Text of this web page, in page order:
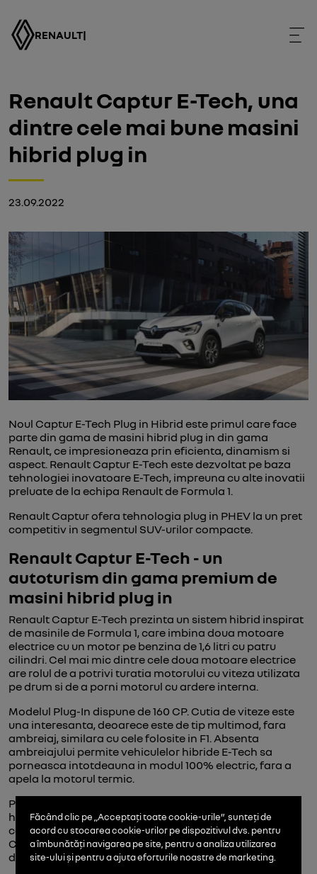
RENAULT|
Renault Captur E-Tech, una
dintre cele mai bune masini
hibrid plug in
23.09.2022
Noul Captur E-Tech Plug in Hibrid este primul care face
parte din gama de masini hibrid plug in din gama
Renault, ce impresioneaza prin eficienta, dinamism si
aspect. Renault Captur E-Tech este dezvoltat pe baza
tehnologiei inovatoare E-Tech, impreuna cu alte inovatii
preluate de la echipa Renault de Formula 1.
Renault Captur ofera tehnologia plug in PHEV la un pret
competitiv in segmentul SUV-urilor compacte.
Renault Captur E-Tech - un
autoturism din gama premium de
masini hibrid plug in
Renault Captur E-Tech prezinta un sistem hibrid inspirat
de masinile de Formula 1, care imbina doua motoare
electrice cu un motor pe benzina de 1,6 litri cu patru
cilindri. Cel mai mic dintre cele doua motoare electrice
are rolul de a potrivi turatia motorului cu viteza utilizata
pe drum si de a porni motorul cu ardere interna.
Modelul Plug-In dispune de 160 CP. Cutia de viteze este
una interesanta, deoarece este de tip multimod, fara
ambreiaj, similara cu cele folosite in F1. Absenta
ambreiajului permite vehiculelor hibride E-Tech sa
porneasca intotdeauna in modul 100% electric, fara a
apela la motorul termic.
Pe langa faptul ca pornirea electrica a acestei masini
hibrid plug in ajuta la economisirea combustibilului,
consumul urban si cel extraurban este unul scazut.
Consumul mediu in modul hybrid al acestei masini este
de 1,4 litri/100 km.
Făcând clic pe „Acceptați toate cookie-urile”, sunteți de
acord cu stocarea cookie-urilor pe dispozitivul dvs. pentru
a îmbunătăți navigarea pe site, pentru a analiza utilizarea
site-ului și pentru a ajuta eforturile noastre de marketing.